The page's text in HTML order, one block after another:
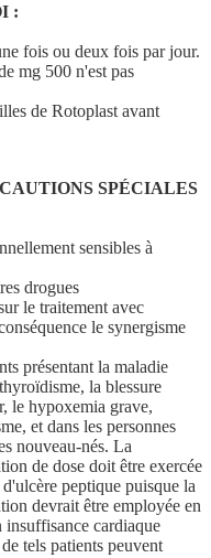
:
fois ou deux fois par jour.
mg 500 n'est pas
de Rotoplast avant
SPÉCIALES
sensibles à
drogues
le traitement avec
le synergisme
présentant la maladie
la blessure
le hypoxemia grave,
et dans les personnes
nouveau-nés. La
de dose doit être exercée
peptique puisque la
devrait être employée en
cardiaque
tels patients peuvent